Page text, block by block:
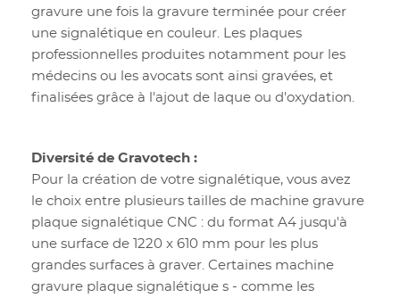
gravure une fois la gravure terminée pour créer
une signalétique en couleur. Les plaques
professionnelles produites notamment pour les
médecins ou les avocats sont ainsi gravées, et
finalisées grâce à l'ajout de laque ou d'oxydation.
Diversité de Gravotech :
Pour la création de votre signalétique, vous avez
le choix entre plusieurs tailles de machine gravure
plaque signalétique CNC : du format A4 jusqu'à
une surface de 1220 x 610 mm pour les plus
grandes surfaces à graver. Certaines machine
gravure plaque signalétique s - comme les